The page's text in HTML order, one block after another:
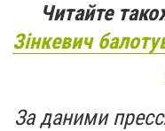
Читайте
Зінкевич
За даними